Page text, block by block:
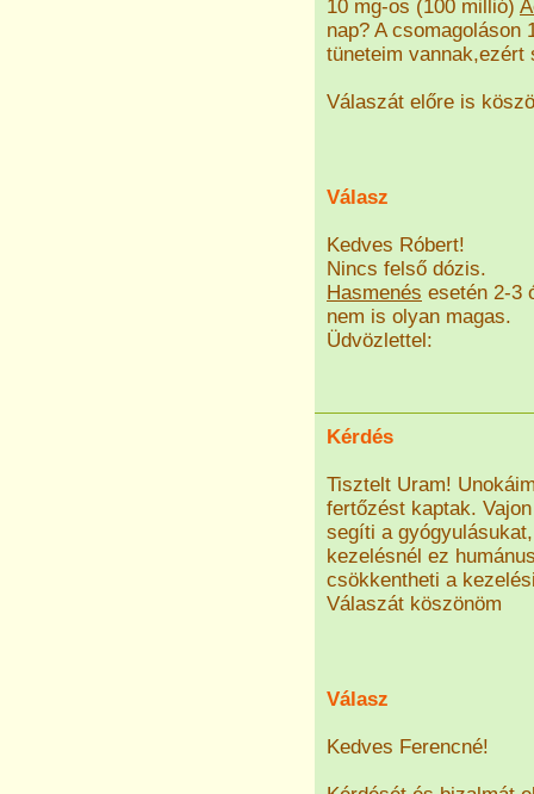
10 mg-os (100 millió)
nap? A csomagoláson
tüneteim vannak,ezért
Válaszát előre is
Válasz
Kedves Róbert!
Nincs felső dózis.
Hasmenés esetén 2-3
nem is olyan magas.
Üdvözlettel:
Kérdés
Tisztelt Uram!
fertőzést kaptak.
segíti a
kezelésnél ez
csökkentheti a
Válaszát köszönöm
Válasz
Kedves Ferencné!